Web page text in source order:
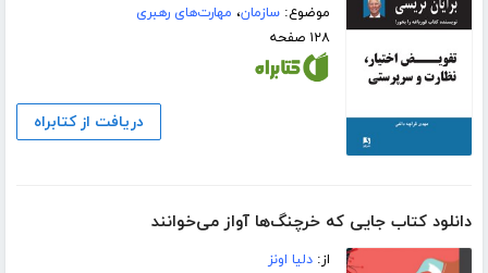
موضوع:سازمان، مهارت‌های رهبری
۱۲۸ صفحه
دریافت از کتابراه
دانلود کتاب جایی که خرچنگ‌ها آواز می‌خوانند
از:دلیا اونز